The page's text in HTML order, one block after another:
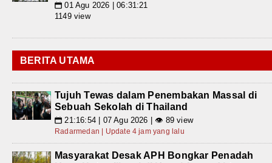
📅 01 Agu 2026 | 06:31:21
1149 view
BERITA UTAMA
Tujuh Tewas dalam Penembakan Massal di
Sebuah Sekolah di Thailand
📅 21:16:54 | 07 Agu 2026 | 👁 89 view
Radarmedan | Update 4 jam yang lalu
Masyarakat Desak APH Bongkar Penadah